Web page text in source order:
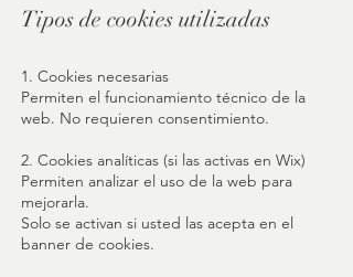
Tipos de cookies utilizadas
1. Cookies necesarias
Permiten el funcionamiento técnico de la
web. No requieren consentimiento.
2. Cookies analíticas (si las activas en Wix)
Permiten analizar el uso de la web para
mejorarla.
Solo se activan si usted las acepta en el
banner de cookies.